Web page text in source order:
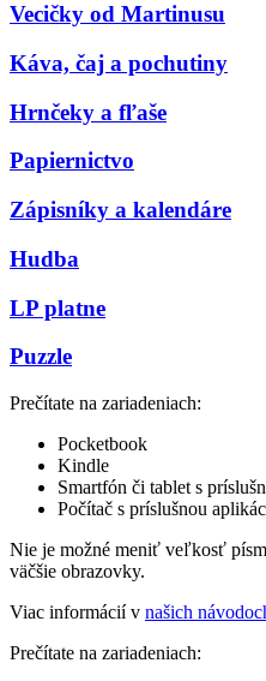
Vecičky od Martinusu
Káva, čaj a pochutiny
Hrnčeky a fľaše
Papiernictvo
Zápisníky a kalendáre
Hudba
LP platne
Puzzle
Prečítate na zariadeniach:
Pocketbook
Kindle
Smartfón či tablet s
Počítač s príslušnou
Nie je možné meniť veľkosť
väčšie obrazovky.
Viac informácií v našich
Prečítate na zariadeniach: